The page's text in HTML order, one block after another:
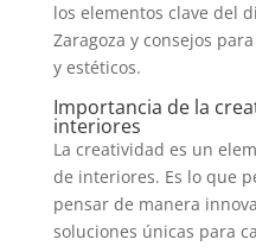
los elementos clave del
Zaragoza y consejos
y estéticos.
Importancia de la
interiores
La creatividad es un
de interiores. Es lo que
pensar de manera
soluciones únicas para